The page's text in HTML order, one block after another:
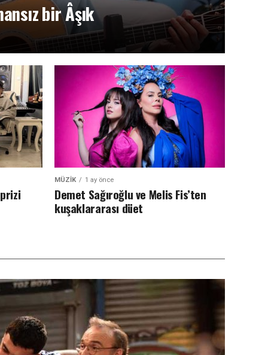
bir Âşık
MÜZIK 1 ay önce
Demet Sağıroğlu ve Melis Fis’ten
kuşaklararası düet